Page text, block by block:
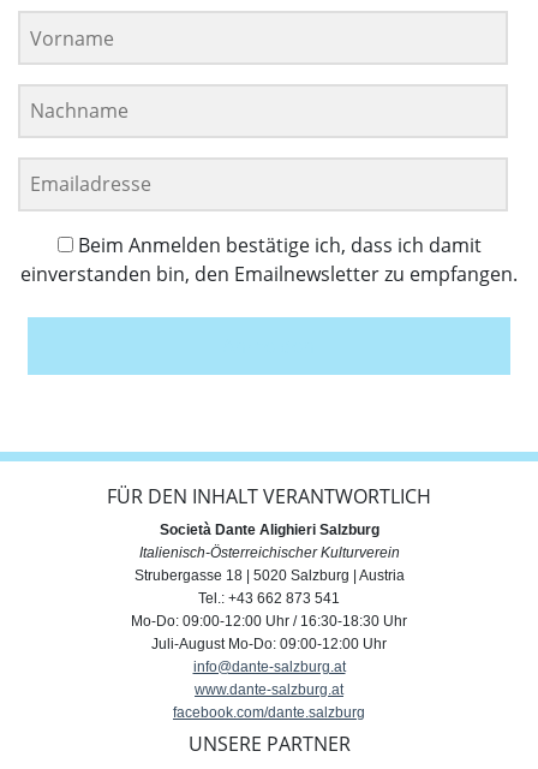
Beim Anmelden bestätige ich, dass ich damit
einverstanden bin, den Emailnewsletter zu empfangen.
FÜR DEN INHALT VERANTWORTLICH
Società Dante Alighieri Salzburg
Italienisch-Österreichischer Kulturverein
Strubergasse 18 | 5020 Salzburg | Austria
Tel.: +43 662 873 541
Mo-Do: 09:00-12:00 Uhr / 16:30-18:30 Uhr
Juli-August Mo-Do: 09:00-12:00 Uhr
info@dante-salzburg.at
www.dante-salzburg.at
facebook.com/dante.salzburg
UNSERE PARTNER